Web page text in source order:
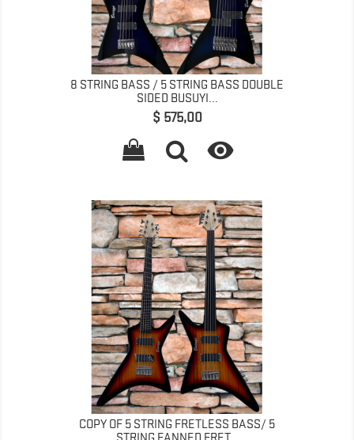
8 STRING BASS / 5 STRING BASS DOUBLE
SIDED BUSUYI...
Prijs
$ 575,00

COPY OF 5 STRING FRETLESS BASS/ 5